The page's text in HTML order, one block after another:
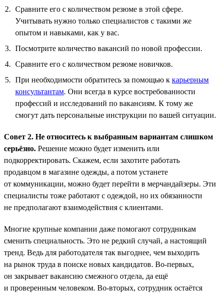
Сравните его с количеством резюме в этой сфере.
Учитывать нужно только специалистов с такими же
опытом и навыками, как у вас.
Посмотрите количество вакансий по новой профессии.
Сравните его с количеством резюме новичков.
При необходимости обратитесь за помощью к карьерным
консультантам. Они всегда в курсе востребованности
профессий и исследований по вакансиям. К тому же
смогут дать персональные инструкции по вашей ситуации.
Совет 2. Не относитесь к выбранным вариантам слишком
серьёзно. Решение можно будет изменить или
подкорректировать. Скажем, если захотите работать
продавцом в магазине одежды, а потом устанете
от коммуникации, можно будет перейти в мерчандайзеры. Эти
специалисты тоже работают с одеждой, но их обязанности
не предполагают взаимодействия с клиентами.
Многие крупные компании даже помогают сотрудникам
сменить специальность. Это не редкий случай, а настоящий
тренд. Ведь для работодателя так выгоднее, чем выходить
на рынок труда в поиске новых кандидатов. Во-первых,
он закрывает вакансию смежного отдела, да ещё
и проверенным человеком. Во-вторых, сотрудник остаётся